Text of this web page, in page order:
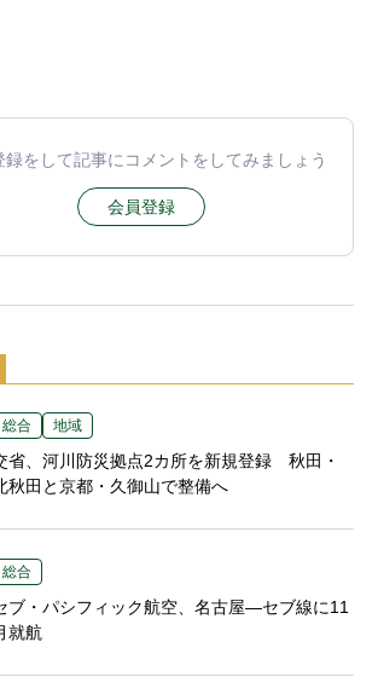
録をして記事にコメントをしてみましょう
会員登録
総合 地域
省、河川防災拠点2カ所を新規登録 秋田・
秋田と京都・久御山で整備へ
総合
ブ・パシフィック航空、名古屋―セブ線に11
就航